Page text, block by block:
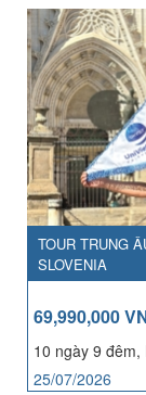
TOUR TRUNG
SLOVENIA
69,990,000
10 ngày 9
25/07/2026